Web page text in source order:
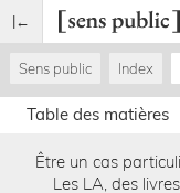
Sens public Index
Table des matières